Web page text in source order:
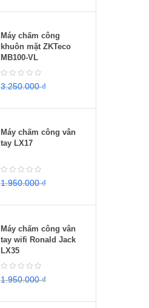
Máy chấm công
khuôn mặt ZKTeco
MB100-VL
3.250.000₫
Máy chấm công vân
tay LX17
1.950.000₫
Máy chấm công vân
tay wifi Ronald Jack
LX35
1.950.000₫